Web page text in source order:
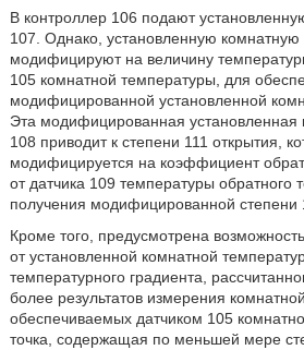
В контроллер 106 подают
107. Однако, установленную комнатную
модифицируют на величину
105 комнатной температуры, для
модифицированной установленной
Эта модифицированная установленная
108 приводит к степени 111 открытия,
модифицируется на коэффициент
от датчика 109 температуры обратного
получения модифицированной степени
Кроме того, предусмотрена
от установленной комнатной
температурного градиента,
более результатов измерения
обеспечиваемых датчиком 105
точка, содержащая по меньшей мере